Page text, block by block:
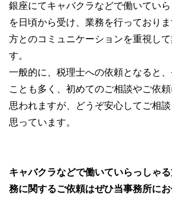
銀座にてキャバクラなどで働いてい
を日頃から受け、業務を行っており
方とのコミュニケーションを重視し
す。
一般的に、税理士への依頼となると
ことも多く、初めてのご相談やご依
思われますが、どうぞ安心してご相
思っています。
キャバクラなどで働いていらっしゃ
務に関するご依頼はぜひ当事務所にお